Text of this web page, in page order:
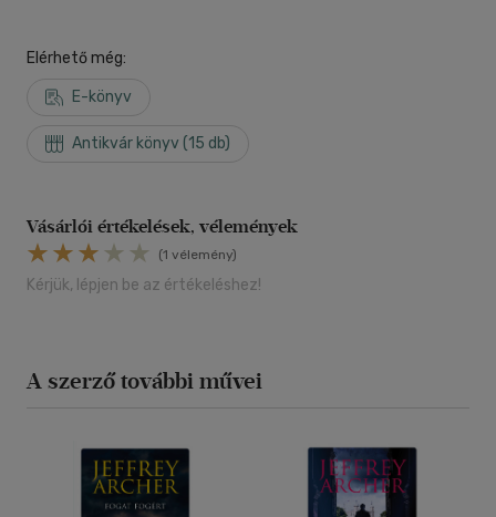
Elérhető még:
E-könyv
Antikvár könyv (15 db)
Vásárlói értékelések, vélemények
(1 vélemény)
Kérjük, lépjen be az értékeléshez!
A szerző további művei